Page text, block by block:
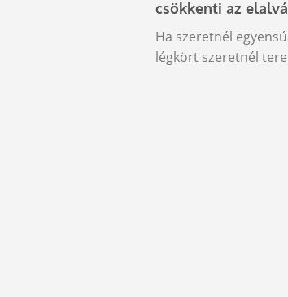
csökkenti az
Ha szeretnél
légkört szeretnél